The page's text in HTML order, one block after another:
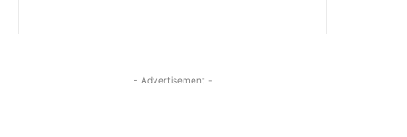
- Advertisement -